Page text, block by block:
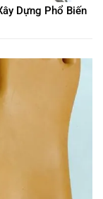
Dựng Phổ Biến